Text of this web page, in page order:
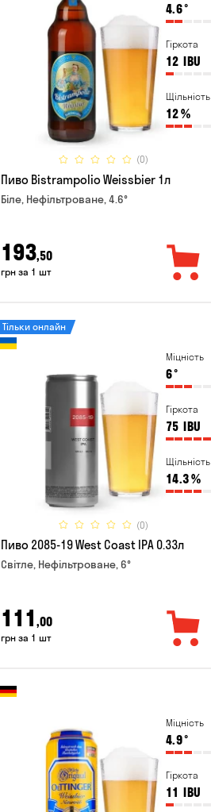
4.6°
Гіркота
12 IBU
Щільність
12%
(0)
Пиво Bistrampolio Weissbier 1л
Біле, Нефільтроване, 4.6°
193,50
грн за 1 шт
Міцність
6°
Гіркота
75 IBU
Щільність
14.3%
(0)
Тільки онлайн
Пиво 2085-19 West Coast IPA 0.33л
Світле, Нефільтроване, 6°
111 ,00
грн за 1 шт
Міцність
4.9°
Гіркота
11 IBU